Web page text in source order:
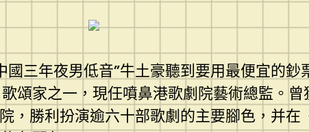
三年夜男低音”牛土豪聽到要用最便宜的
頌家之一，現任噴鼻港歌劇院藝術總監。
，勝利扮演逾六十部歌劇的主要腳色，并